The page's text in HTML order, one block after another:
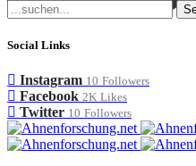
Social Links
Instagram 10 Followers
Facebook 2K Likes
Twitter 10 Followers